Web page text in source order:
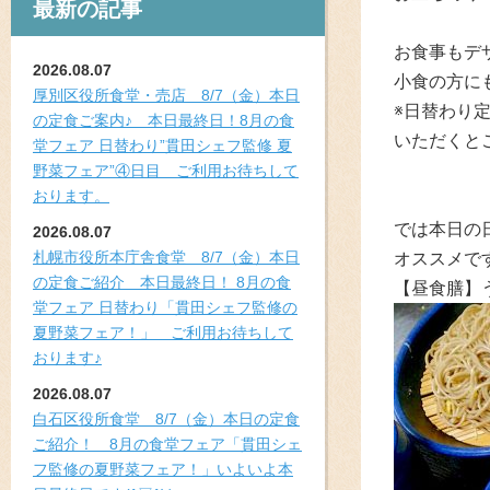
最新の記事
2026.08.07
厚別区役所食堂・売店 8/7（金）本日
の定食ご案内♪ 本日最終日！8月の食
堂フェア 日替わり”貫田シェフ監修 夏
野菜フェア”④日目 ご利用お待ちして
おります。
2026.08.07
札幌市役所本庁舎食堂 8/7（金）本日
の定食ご紹介 本日最終日！ 8月の食
堂フェア 日替わり「貫田シェフ監修の
夏野菜フェア！」 ご利用お待ちして
おります♪
2026.08.07
白石区役所食堂 8/7（金）本日の定食
ご紹介！ 8月の食堂フェア「貫田シェ
フ監修の夏野菜フェア！」いよいよ本
お食事もデ
小食の方に
※日替わり
いただくと
では本日の
オススメで
【昼食膳